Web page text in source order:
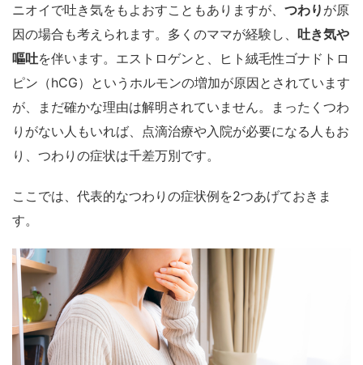
ニオイで吐き気をもよおすこともありますが、 つわり が原
因の場合も考えられます。多くのママが経験し、 吐き気や
嘔吐を伴います。エストロゲンと、ヒト絨毛性ゴナドトロ
ピン（hCG）というホルモンの増加が原因とされています
が、まだ確かな理由は解明されていません。まったくつわ
りがない人もいれば、点滴治療や入院が必要になる人もお
り、つわりの症状は千差万別です。
ここでは、代表的なつわりの症状例を2つあげておきま
す。